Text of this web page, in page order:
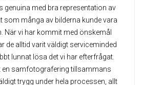
genuina med bra representation av
som många av bilderna kunde vara
När vi har kommit med önskemål
de alltid varit väldigt serviceminded
lunnat lösa det vi har efterfrågat.
en samfotografering tillsammans
trygg under hela processen, allt